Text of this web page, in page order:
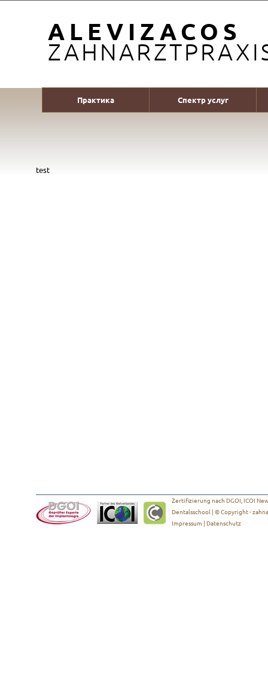
ALEVIZACOS
Практика Спектр услуг
test
Zertifizierung nach DGOI, ICOI
Dentalsschool | © Copyright -
Impressum
Datenschutz